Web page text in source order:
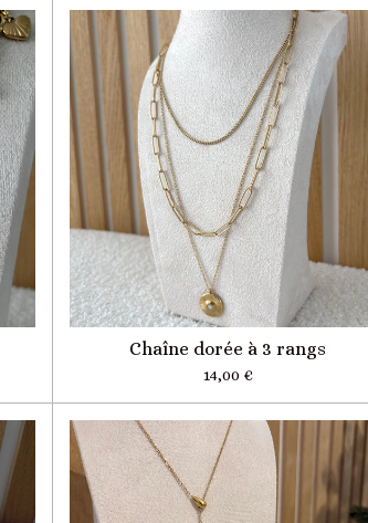
Chaîne dorée à 3 rangs
14,00 €